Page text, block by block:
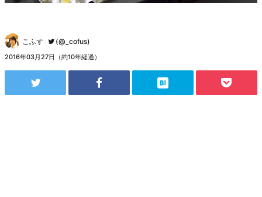
こふす (@_cofus)
2016年03月27日（約10年経過）